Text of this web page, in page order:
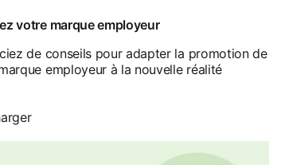
votre marque employeur
de conseils pour adapter la promotion de
employeur à la nouvelle réalité